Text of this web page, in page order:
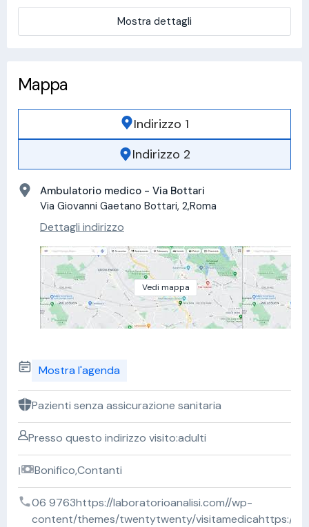
Mostra dettagli
Mappa
Indirizzo 1
Indirizzo 2
Ambulatorio medico - Via Bottari
Via Giovanni Gaetano Bottari, 2,Roma
Dettagli indirizzo
Vedi mappa
Mostra l'agenda
Pazienti senza assicurazione sanitaria
Presso questo indirizzo visito:adulti
Bonifico,Contanti
06 9763https://laboratorioanalisi.com//wp-
content/themes/twentytwenty/visitamedicahttps://